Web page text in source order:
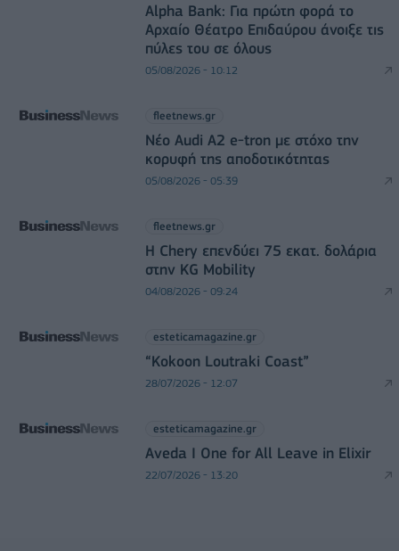
Alpha Bank: Για πρώτη φορά το
Αρχαίο Θέατρο Επιδαύρου άνοιξε τις
πύλες του σε όλους
05/08/2026 - 10:12
fleetnews.gr
Νέο Audi A2 e-tron με στόχο την
κορυφή της αποδοτικότητας
05/08/2026 - 05:39
fleetnews.gr
Η Chery επενδύει 75 εκατ. δολάρια
στην KG Mobility
04/08/2026 - 09:24
esteticamagazine.gr
“Kokoon Loutraki Coast”
28/07/2026 - 12:07
esteticamagazine.gr
Aveda I One for All Leave in Elixir
22/07/2026 - 13:20